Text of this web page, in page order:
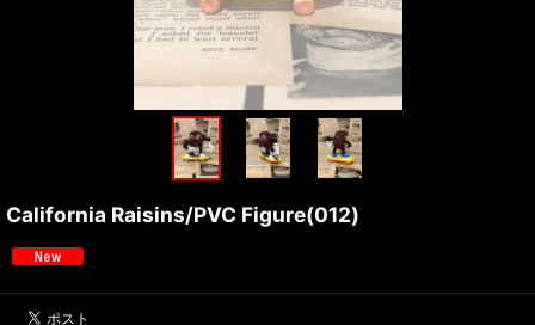
California Raisins/PVC Figure(012)